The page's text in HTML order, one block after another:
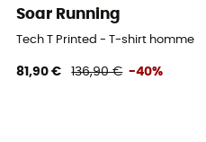
Soar Running
Tech T Printed - T-shirt homme
81,90 € 136,90 € -40%